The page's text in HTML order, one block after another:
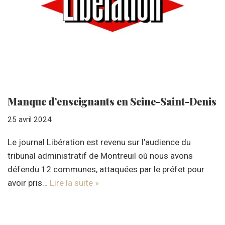
Manque d’enseignants en Seine-Saint-Denis
25 avril 2024
Le journal Libération est revenu sur l’audience du
tribunal administratif de Montreuil où nous avons
défendu 12 communes, attaquées par le préfet pour
avoir pris… Lire la suite »